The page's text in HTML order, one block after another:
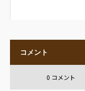
コメント
0 コメント